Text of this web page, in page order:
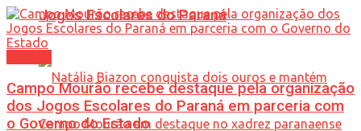
Jogos Escolares do Paraná
Campo Mourão recebe destaque pela organização
dos Jogos Escolares do Paraná em parceria com
o Governo do Estado